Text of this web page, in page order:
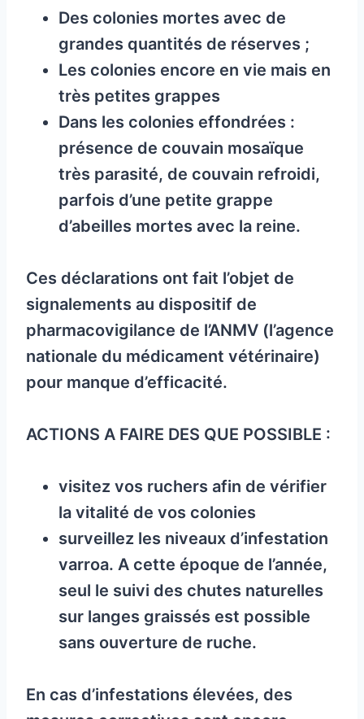
Des colonies mortes avec de
grandes quantités de réserves ;
Les colonies encore en vie mais en
très petites grappes
Dans les colonies effondrées :
présence de couvain mosaïque
très parasité, de couvain refroidi,
parfois d’une petite grappe
d’abeilles mortes avec la reine.
Ces déclarations ont fait l’objet de
signalements au dispositif de
pharmacovigilance de l’ANMV (l’agence
nationale du médicament vétérinaire)
pour manque d’efficacité.
ACTIONS A FAIRE DES QUE POSSIBLE :
visitez vos ruchers afin de vérifier
la vitalité de vos colonies
surveillez les niveaux d’infestation
varroa. A cette époque de l’année,
seul le suivi des chutes naturelles
sur langes graissés est possible
sans ouverture de ruche.
En cas d’infestations élevées, des